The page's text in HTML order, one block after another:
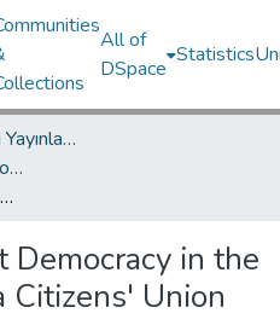
All of
DSpace
Statistics
Uluslararası İndeksli Yayınlar / International Indexed Publications
WoS İndeksli Yayınlar / WoS Indexed Publications
Direct Democracy in the EU: The Myth of a Citizens' Union
Democracy in the
Citizens' Union